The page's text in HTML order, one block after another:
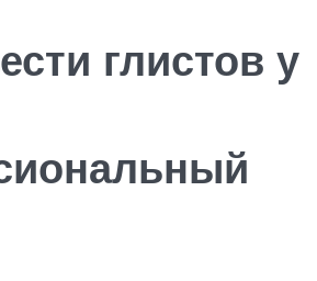
глистов у